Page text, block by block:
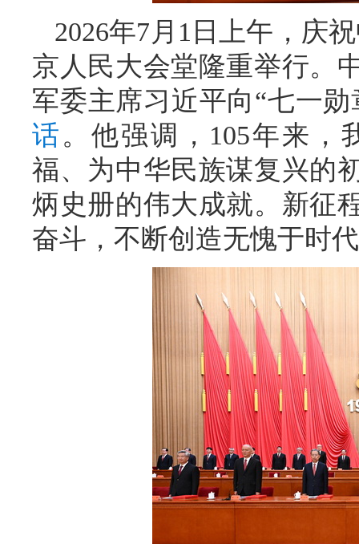
2026年7月1日上午，庆
京人民大会堂隆重举行。
军委主席习近平向“七一
话。他强调，105年来，
福、为中华民族谋复兴的
炳史册的伟大成就。新征
奋斗，不断创造无愧于时